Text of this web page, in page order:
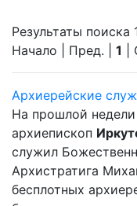
Результаты поиска
Начало | Пред. | 1 |
Архиерейские
На прошлой недели
архиепископ
служил
Архистратига
бесплотных